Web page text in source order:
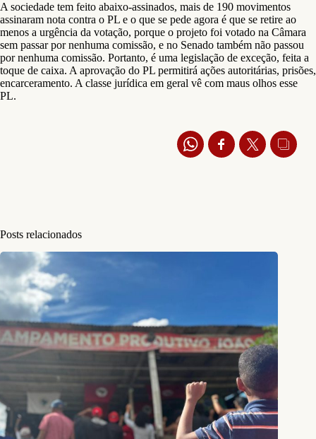
A sociedade tem feito abaixo-assinados, mais de 190 movimentos
assinaram nota contra o PL e o que se pede agora é que se retire ao
menos a urgência da votação, porque o projeto foi votado na Câmara
sem passar por nenhuma comissão, e no Senado também não passou
por nenhuma comissão. Portanto, é uma legislação de exceção, feita a
toque de caixa. A aprovação do PL permitirá ações autoritárias, prisões,
encarceramento. A classe jurídica em geral vê com maus olhos esse
PL.
Posts relacionados